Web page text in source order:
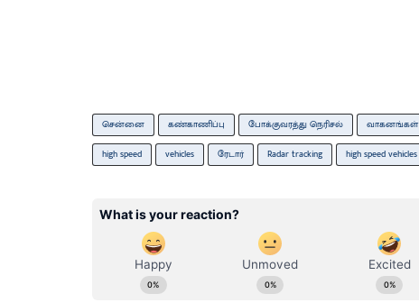
சென்னை கண்காணிப்பு போக்குவரத்து நெரிசல் வாகனங்கள்
high speed vehicles ரேடார் Radar tracking high speed vehicles